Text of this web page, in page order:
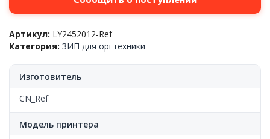
Артикул: LY2452012-Ref
Категория: ЗИП для оргтехники
Изготовитель
CN_Ref
Модель принтера